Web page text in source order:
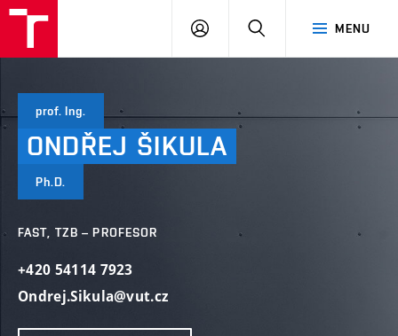
MENU
PŘIHLÁSIT
prof. Ing.
ONDŘEJ ŠIKULA
Ph.D.
FAST, TZB – PROFESOR
+420 54114 7923
Ondrej.Sikula@vut.cz